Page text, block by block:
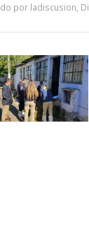
por ladiscusion,